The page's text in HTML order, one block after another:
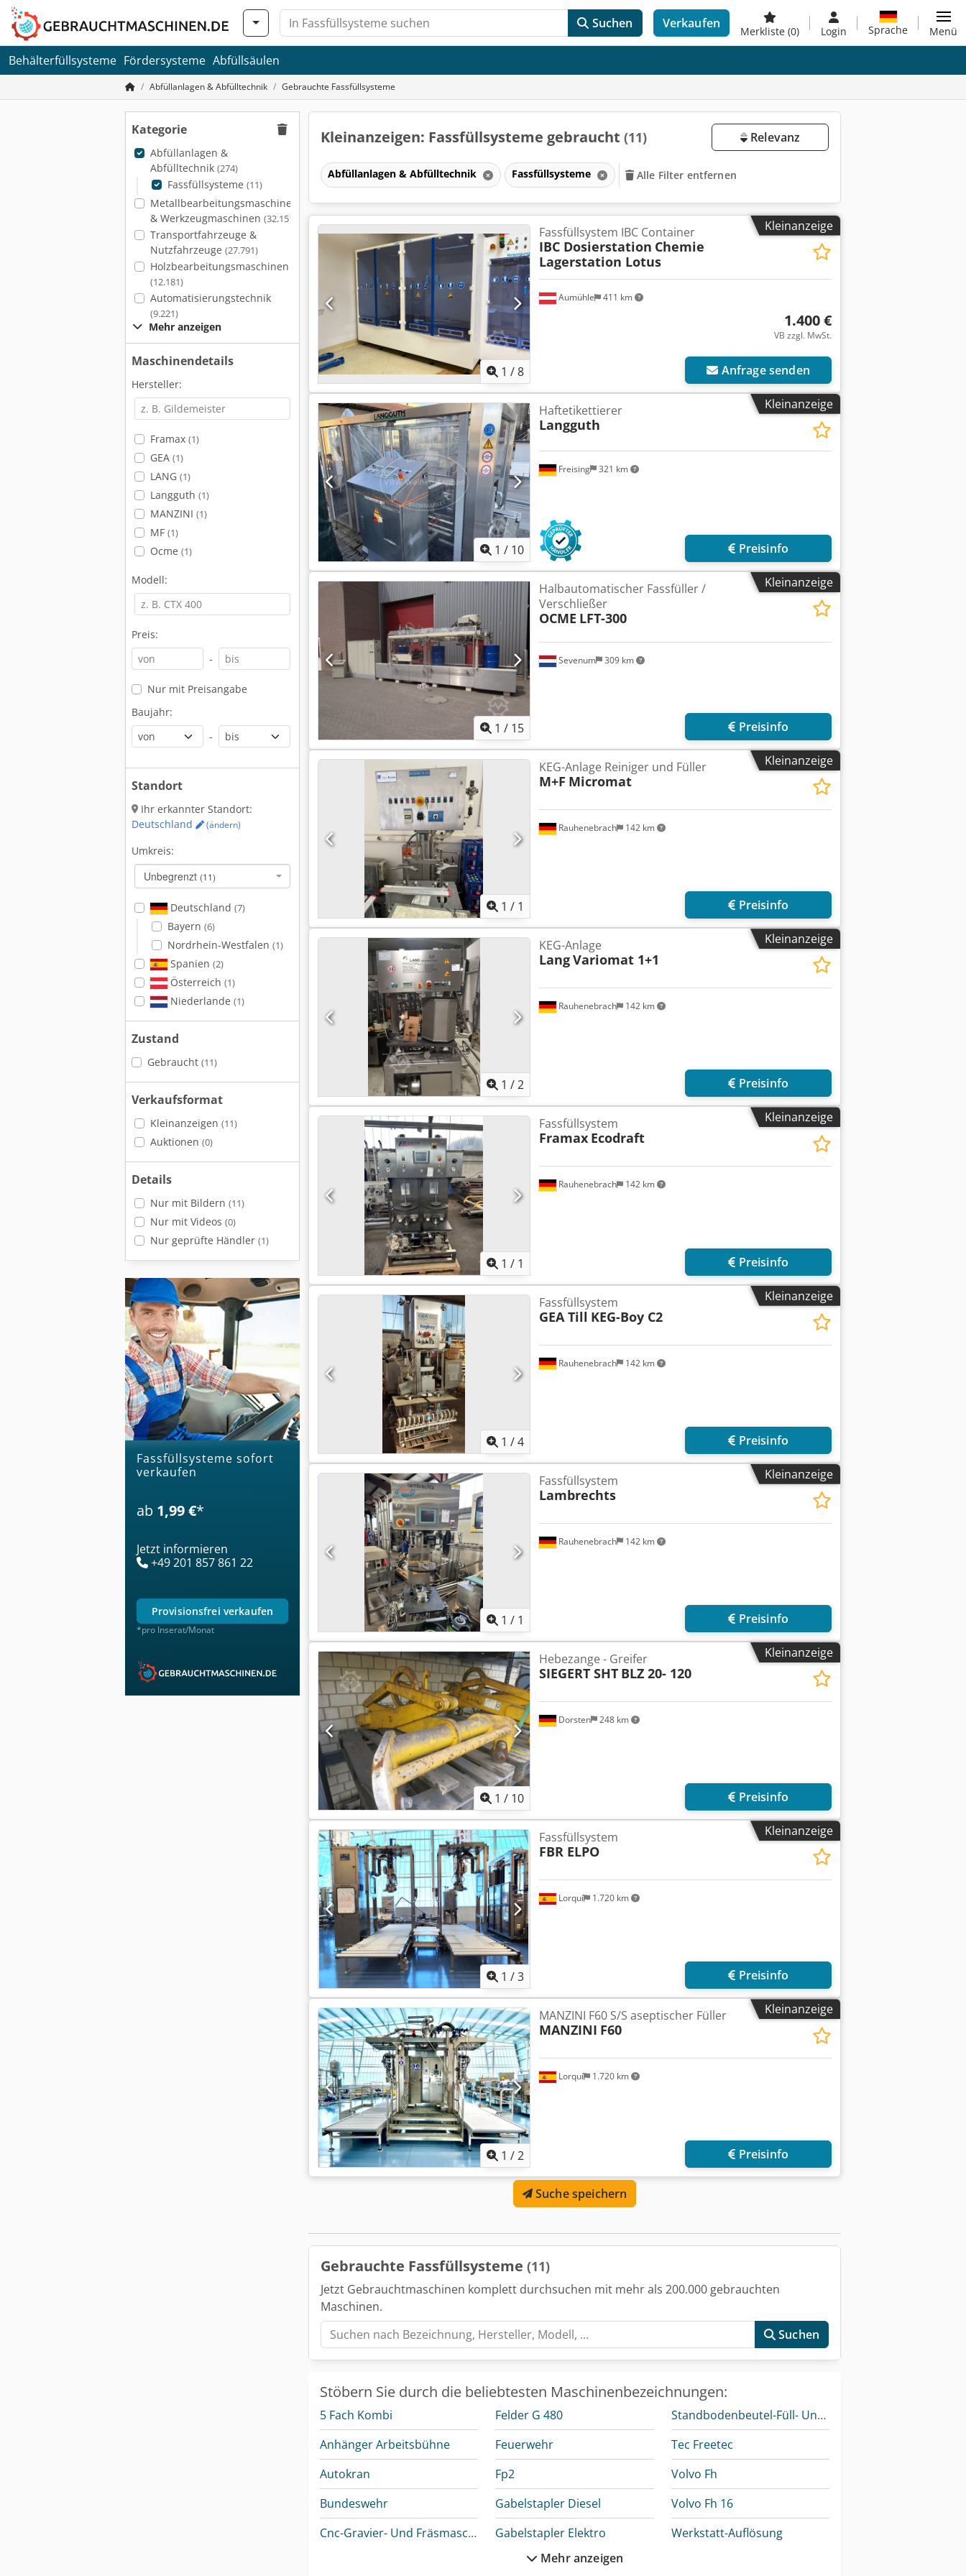
Suchen Verkaufen
Merkliste (0) Login Sprache Menü
Behälterfüllsysteme Fördersysteme Abfüllsäulen
Abfüllanlagen & Abfülltechnik Gebrauchte Fassfüllsysteme
Kategorie
Abfüllanlagen &
Abfülltechnik (274)
Fassfüllsysteme (11)
Metallbearbeitungsmaschinen
& Werkzeugmaschinen (32.151)
Transportfahrzeuge &
Nutzfahrzeuge (27.791)
Holzbearbeitungsmaschinen
(12.181)
Automatisierungstechnik
(9.221)
Mehr anzeigen
Maschinendetails
Hersteller:
Framax (1)
GEA (1)
LANG (1)
Langguth (1)
MANZINI (1)
MF (1)
Ocme (1)
Modell:
Preis:
-
Nur mit Preisangabe
Baujahr:
-
Standort
Ihr erkannter Standort:
Deutschland
(ändern)
Umkreis:
Unbegrenzt (11)
Deutschland (7)
Bayern (6)
Nordrhein-Westfalen (1)
Spanien (2)
Österreich (1)
Niederlande (1)
Zustand
Gebraucht (11)
Verkaufsformat
Kleinanzeigen (11)
Auktionen (0)
Details
Nur mit Bildern (11)
Nur mit Videos (0)
Nur geprüfte Händler (1)
Fassfüllsysteme sofort
verkaufen
ab 1,99 €*
Jetzt informieren
+49 201 857 861 22
provisionsfrei verkaufen
*pro Inserat/Monat
Kleinanzeigen: Fassfüllsysteme gebraucht (11) Relevanz
Abfüllanlagen & Abfülltechnik Fassfüllsysteme Alle Filter entfernen
Kleinanzeige
1 /8
Aumühle 411 km
Fassfüllsystem IBC Container
IBC Dosierstation Chemie
Lagerstation Lotus
1.400 €
VB zzgl. MwSt.
Anfrage senden
Kleinanzeige
1 / 10
Freising 321 km
Haftetikettierer
Langguth
Preisinfo
Kleinanzeige
1 / 15
Sevenum 309 km
Halbautomatischer Fassfüller /
Verschließer
OCME LFT-300
Preisinfo
Kleinanzeige
1 / 1
Rauhenebrach 142 km
KEG-Anlage Reiniger und Füller
M+F Micromat
Preisinfo
Kleinanzeige
1 /2
Rauhenebrach 142 km
KEG-Anlage
LangVariomat 1+1
Preisinfo
Kleinanzeige
1 / 1
Rauhenebrach 142 km
Fassfüllsystem
Framax Ecodraft
Preisinfo
Kleinanzeige
1 /4
Rauhenebrach 142 km
Fassfüllsystem
GEA Till KEG-Boy C2
Preisinfo
Kleinanzeige
1 / 1
Rauhenebrach 142 km
Fassfüllsystem
Lambrechts
Preisinfo
Kleinanzeige
1 / 10
Dorsten 248 km
Hebezange - Greifer
SIEGERT SHT BLZ 20- 120
Preisinfo
Kleinanzeige
1 /3
Lorquí 1.720 km
Fassfüllsystem
FBR ELPO
Preisinfo
Kleinanzeige
1 /2
Lorquí 1.720 km
MANZINI F60 S/S aseptischer Füller
MANZINI F60
Preisinfo
Suche speichern
Gebrauchte Fassfüllsysteme (11)
Jetzt Gebrauchtmaschinen komplett durchsuchen mit mehr als 200.000 gebrauchten
Maschinen.
Suchen
Stöbern Sie durch die beliebtesten Maschinenbezeichnungen:
5 Fach Kombi
Anhänger Arbeitsbühne
Autokran
Bundeswehr
Cnc-Gravier- Und Fräsmaschine
Felder G 480
Feuerwehr
Fp2
Gabelstapler Diesel
Gabelstapler Elektro
Gfk Tank
Standbodenbeutel-Füll- Und Verschließmaschine
Tec Freetec
Volvo Fh
Volvo Fh 16
Werkstatt-Auflösung
Mehr anzeigen